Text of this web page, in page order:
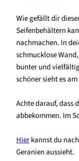
Wie gefällt dir
Seifenbehältern
nachmachen. In
schmucklose
bunter und
schöner sieht es
Achte darauf, dass
abbekommen. Im
Hierkannst du
Geranien aussieht.